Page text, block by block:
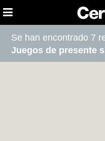
Se han encontrado 7
Juegos de presente